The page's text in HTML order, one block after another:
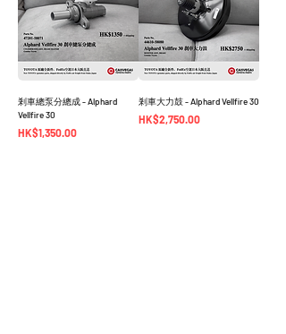
剎車總泵分總成 - Alphard
Vellfire 30
價格
HK$1,350.00
剎車大力鼓 - Alphard Vellfire 30
價格
HK$2,750.00